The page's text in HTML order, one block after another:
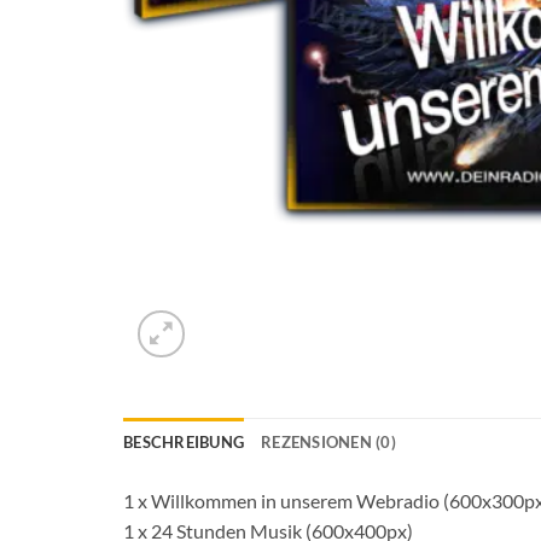
BESCHREIBUNG REZENSIONEN (0)
1 x Willkommen in unserem Webradio
1 x 24 Stunden Musik (600x400px)